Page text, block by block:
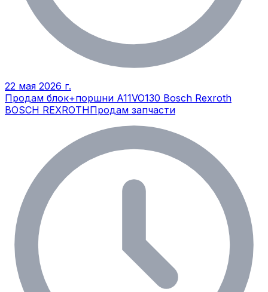
22 мая 2026 г.
Продам блок+поршни A11VO130 Bosch Rexroth
BOSCH REXROTHПродам запчасти